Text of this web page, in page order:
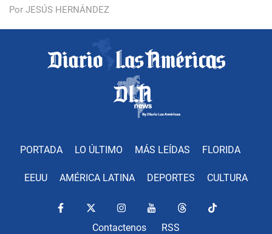
Por JESÚS HERNÁNDEZ
PORTADA LO ÚLTIMO MÁS LEÍDAS FLORIDA
EEUU AMÉRICA LATINA DEPORTES CULTURA
Contactenos RSS